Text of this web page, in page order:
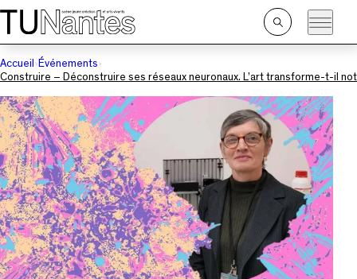
Passer directement à la navigation
Passer directement au contenu principal
Ouvrir
la
Accueil
Événements
Construire – Déconstruire ses réseaux neuronaux. L’art transforme-t-il